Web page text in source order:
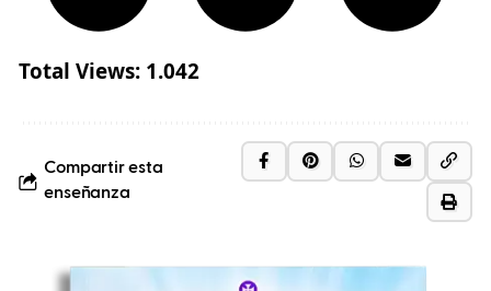
Total Views: 1.042
Compartir esta
enseñanza